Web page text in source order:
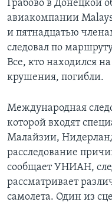
Грабово в Донецкой
авиакомпании
и пятнадцатью
следовал по
Все, кто находился
крушения, погибли.
Международная
которой входят
Малайзии,
расследование
сообщает УНИАН,
рассматривает
самолета. Один из